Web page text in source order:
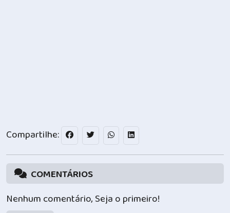
Compartilhe:
COMENTÁRIOS
Nenhum comentário, Seja o primeiro!